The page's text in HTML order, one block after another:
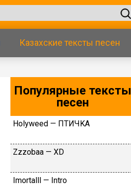
Казахские тексты песен
Популярные тексты
песен
Ноlywееd — ПTИЧKA
Zzzobaa — XD
Imоrtаlll — Intrо